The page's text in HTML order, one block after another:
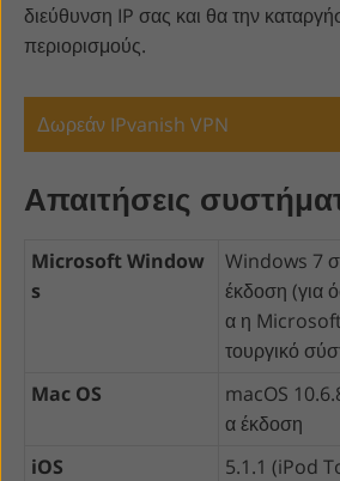
διεύθυνση IP σας και θα την
περιορισμούς.
Δωρεάν IPvanish VPN
Απαιτήσεις
Microsoft Window
s
Windows 7
έκδοση (για
α η Microsoft
τουργικό
Mac OS
macOS
α έκδοση
iOS
5.1.1 (iPod